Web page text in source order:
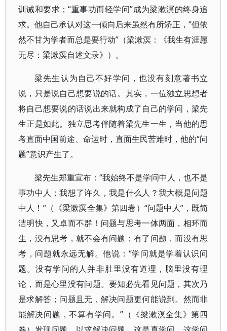
训诫和要求；“重事功而轻学问”成为梁漱溟的终身追
求。他自己承认对这一倾向后来虽然有所矫正，“但依
然不甘为学者而总是要行动”（梁漱溟：《我生有涯愿
无尽：梁漱溟自述文录》）。
梁先生认为自己不好学问，也没有刻意著书立
说，只是说自己想要说的话。其实，一位独立思想者
将自己想要说的话说出来就构成了自己的学问，梁先
生正是如此。独立思考伴随着梁先生一生，当他的思
考直面中国前途、命运时，直面生民苦难时，他的“问
题”意识产生了。
梁先生郑重宣布：“我始终不是学问中人，也不是
事功中人；我想了许久，我是什么人？我大概是问题
中人！”（《梁漱溟全集》第四卷）“问题中人”，既简
洁明快，又卓而不群！问题与思考一体两面，相环而
生，没有思考，就不会有问题；有了问题，而没有思
考，问题就永远无解。他说：“学问就是学着认识问
题。没有学问的人并非肚里没有道理，脑里没有理
论，而是心里没有问题。要知必先看见问题，其次乃
是求解答；问题且无，解决问题更何能说到。然而非
能解决问题，不算有学问。”（《梁漱溟全集》第四